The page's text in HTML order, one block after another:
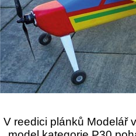
V reedici plánků Modelář